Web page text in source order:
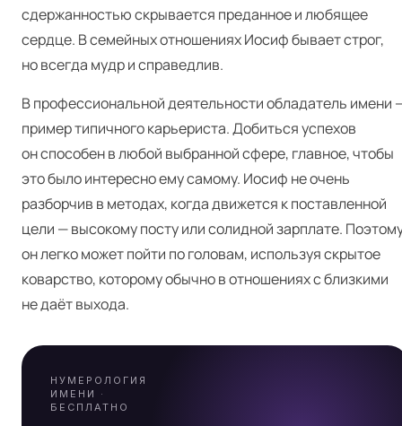
сдержанностью скрывается преданное и любящее
сердце. В семейных отношениях Иосиф бывает строг,
но всегда мудр и справедлив.
В профессиональной деятельности обладатель имени
пример типичного карьериста. Добиться успехов
он способен в любой выбранной сфере, главное, чтобы
это было интересно ему самому. Иосиф не очень
разборчив в методах, когда движется к поставленной
цели — высокому посту или солидной зарплате.
он легко может пойти по головам, используя скрытое
коварство, которому обычно в отношениях с близкими
не даёт выхода.
НУМЕРОЛОГИЯ
ИМЕНИ ·
БЕСПЛАТНО